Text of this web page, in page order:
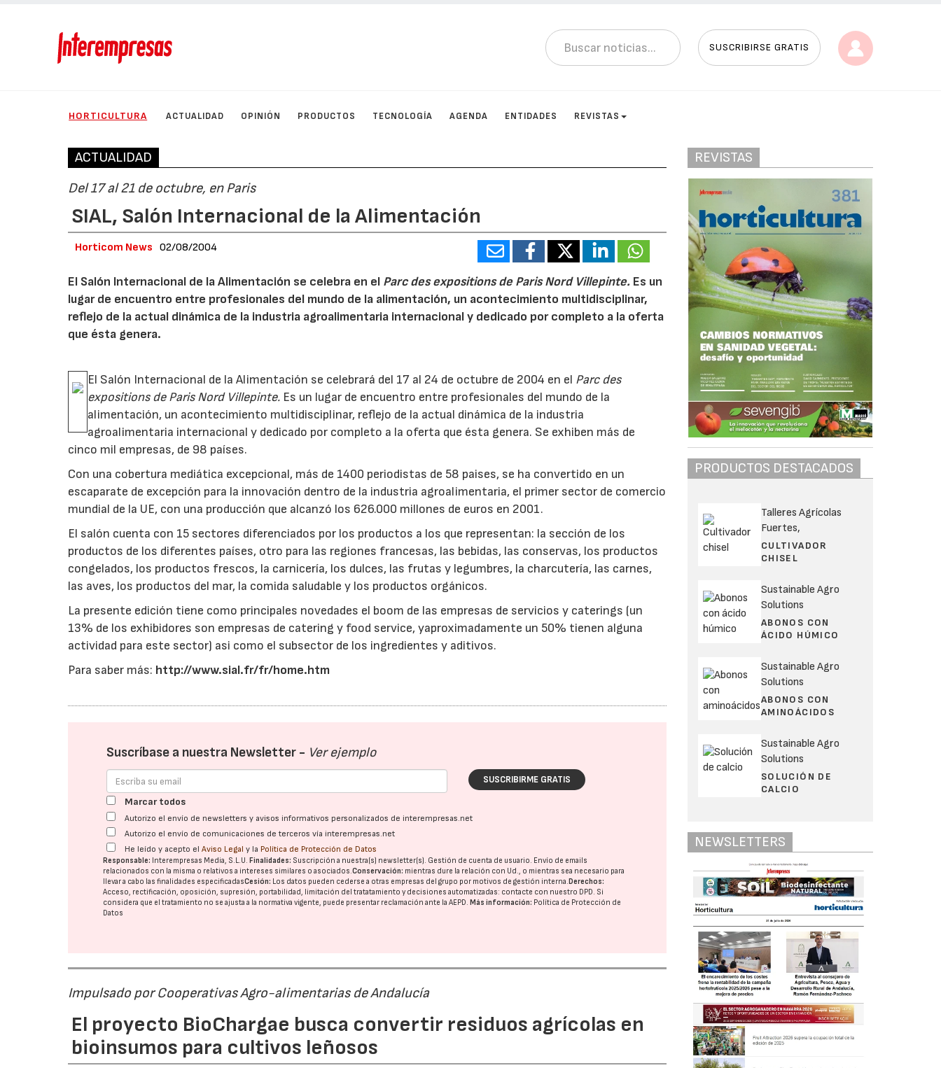
SUSCRIBIRSE GRATIS
HORTICULTURA ACTUALIDAD OPINIÓN PRODUCTOS TECNOLOGÍA AGENDA ENTIDADES REVISTAS
ACTUALIDAD
Del 17 al 21 de octubre, en Paris
SIAL, Salón Internacional de la Alimentación
Horticom News 02/08/2004
El Salón Internacional de la Alimentación se celebra en el Parc des expositions de Paris Nord Villepinte. Es un
lugar de encuentro entre profesionales del mundo de la alimentación, un acontecimiento multidisciplinar,
reflejo de la actual dinámica de la industria agroalimentaria internacional y dedicado por completo a la oferta
que ésta genera.
El Salón Internacional de la Alimentación se celebrará del 17 al 24 de octubre de 2004 en el Parc des
expositions de Paris Nord Villepinte. Es un lugar de encuentro entre profesionales del mundo de la
alimentación, un acontecimiento multidisciplinar, reflejo de la actual dinámica de la industria
agroalimentaria internacional y dedicado por completo a la oferta que ésta genera. Se exhiben más de
cinco mil empresas, de 98 países.
Con una cobertura mediática excepcional, más de 1400 periodistas de 58 paises, se ha convertido en un
escaparate de excepción para la innovación dentro de la industria agroalimentaria, el primer sector de comercio
mundial de la UE, con una producción que alcanzó los 626.000 millones de euros en 2001.
El salón cuenta con 15 sectores diferenciados por los productos a los que representan: la sección de los
productos de los diferentes países, otro para las regiones francesas, las bebidas, las conservas, los productos
congelados, los productos frescos, la carnicería, los dulces, las frutas y legumbres, la charcutería, las carnes,
las aves, los productos del mar, la comida saludable y los productos orgánicos.
La presente edición tiene como principales novedades el boom de las empresas de servicios y caterings (un
13% de los exhibidores son empresas de catering y food service, yaproximadamente un 50% tienen alguna
actividad para este sector) asi como el subsector de los ingredientes y aditivos.
Para saber más: http://www.sial.fr/fr/home.htm
Suscríbase a nuestra Newsletter - Ver ejemplo
SUSCRIBIRME GRATIS
Marcar todos
Autorizo el envío de newsletters y avisos informativos personalizados de interempresas.net
Autorizo el envío de comunicaciones de terceros vía interempresas.net
He leído y acepto elAviso Legal y la Política de Protección de Datos
Responsable: Interempresas Media, S.L.U. Finalidades: Suscripción a nuestra(s) newsletter(s). Gestión de cuenta de usuario. Envío de emails
relacionados con la misma o relativos a intereses similares o asociados.Conservación: mientras dure la relación con Ud., o mientras sea necesario para
llevar a cabo las finalidades especificadasCesión: Los datos pueden cederse a otras empresas del grupo por motivos de gestión interna. Derechos:
Acceso, rectificación, oposición, supresión, portabilidad, limitación del tratatamiento y decisiones automatizadas: contacte con nuestro DPD. Si
considera que el tratamiento no se ajusta a la normativa vigente, puede presentar reclamación ante laAEPD. Más información: Política de Protección de
Datos
Impulsado por Cooperativas Agro-alimentarias de Andalucía
El proyecto BioChargae busca convertir residuos agrícolas en
bioinsumos para cultivos leñosos
REVISTAS
PRODUCTOS DESTACADOS
Talleres Agrícolas
Fuertes,
CULTIVADOR
CHISEL
Sustainable Agro
Solutions
ABONOS CON
ÁCIDO HÚMICO
Sustainable Agro
Solutions
ABONOS CON
AMINOÁCIDOS
Sustainable Agro
Solutions
SOLUCIÓN DE
CALCIO
NEWSLETTERS